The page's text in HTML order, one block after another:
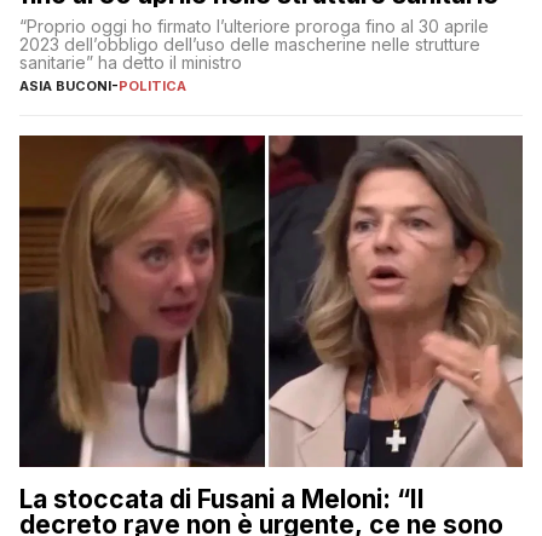
“Proprio oggi ho firmato l’ulteriore proroga fino al 30 aprile
2023 dell’obbligo dell’uso delle mascherine nelle strutture
sanitarie” ha detto il ministro
ASIA BUCONI-POLITICA
La stoccata di Fusani a Meloni: “Il
decreto rave non è urgente, ce ne sono